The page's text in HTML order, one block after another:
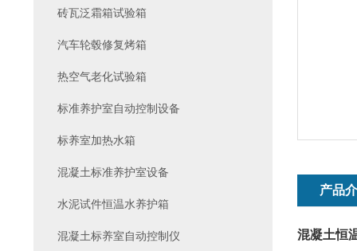
产品
混凝土恒
砖瓦泛霜箱试验箱
汽车轮毂修复烤箱
热空气老化试验箱
标准养护室自动控制设备
标养室加热水箱
混凝土标准养护室设备
水泥试件恒温水养护箱
混凝土标养室自动控制仪